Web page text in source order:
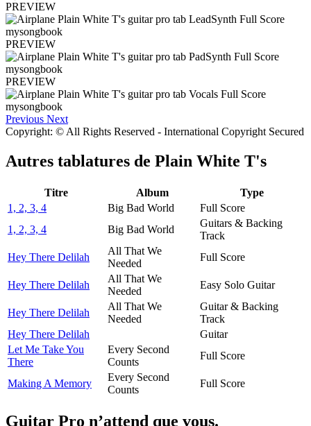
PREVIEW
PREVIEW
PREVIEW
Previous Next
Copyright: © All Rights Reserved - International Copyright Secured
Autres tablatures de Plain White T's
Titre Album
Type
1, 2, 3, 4
Big Bad World
Full Score
1, 2, 3, 4
Big Bad World
Guitars & Backing
Track
Hey There Delilah
All That We
Needed
Full Score
Hey There Delilah
All That We
Needed
Easy Solo Guitar
Hey There Delilah
All That We
Needed
Guitar & Backing
Track
Hey There Delilah
Guitar
Let Me Take You
There
Every Second
Counts
Full Score
Making A Memory
Every Second
Counts
Full Score
Guitar Pro n’attend que vous.